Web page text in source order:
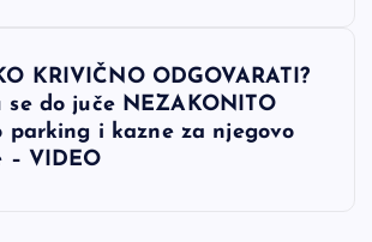
KRIVIČNO ODGOVARATI?
se do juče NEZAKONITO
parking i kazne za njegovo
– VIDEO